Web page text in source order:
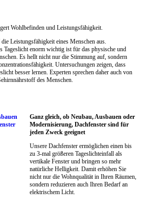
Wohlbefinden und Leistungsfähigkeit.
Leistungsfähigkeit eines Menschen aus.
Tageslicht enorm wichtig ist für das physische und
Es hellt nicht nur die Stimmung auf, sondern
Untersuchungen zeigen, dass
besser lernen. Experten sprechen daher auch von
des Menschen.
Ganz gleich, ob Neubau, Ausbauen oder
Modernisierung, Dachfenster sind für
jeden Zweck geeignet
Unsere Dachfenster ermöglichen einen bis
zu 3-mal größeren Tageslichteinfall als
vertikale Fenster und bringen so mehr
natürliche Helligkeit. Damit erhöhen Sie
nicht nur die Wohnqualität in Ihren Räumen,
sondern reduzieren auch Ihren Bedarf an
elektrischem Licht.